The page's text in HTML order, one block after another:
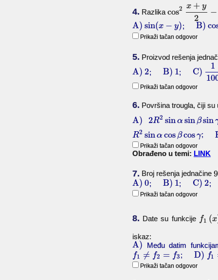
4. Razlika cos2 x + y
2
−
A) sin(x − y); B)
Prikaži tačan odgovor
5. Proizvod rešenja
A) 2; B) 1; C)
1
Prikaži tačan odgovor
6. Površina trougla, čiji su
A) 2R2 sin α sin βsin
R2 sinα cos βcosγ;
Prikaži tačan odgovor
Obrađeno u temi: LINK
7. Broj rešenja jednačine 9
A) 0; B) 1; C) 2;
Prikaži tačan odgovor
8. Date su funkcije f1 (x
iskaz:
A) Među datim
f1 ≠ f2 = f3; D) f1
Prikaži tačan odgovor